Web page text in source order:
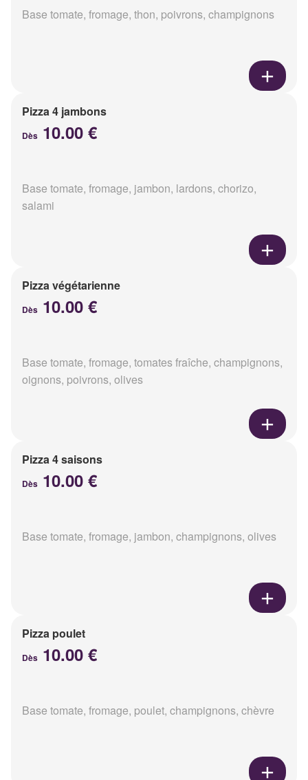
Base tomate, fromage, thon, poivrons, champignons
Pizza 4 jambons
Dès 10.00 €
Base tomate, fromage, jambon, lardons, chorizo,
salami
Pizza végétarienne
Dès 10.00 €
Base tomate, fromage, tomates fraîche, champignons,
oignons, poivrons, olives
Pizza 4 saisons
Dès 10.00 €
Base tomate, fromage, jambon, champignons, olives
Pizza poulet
Dès 10.00 €
Base tomate, fromage, poulet, champignons, chèvre